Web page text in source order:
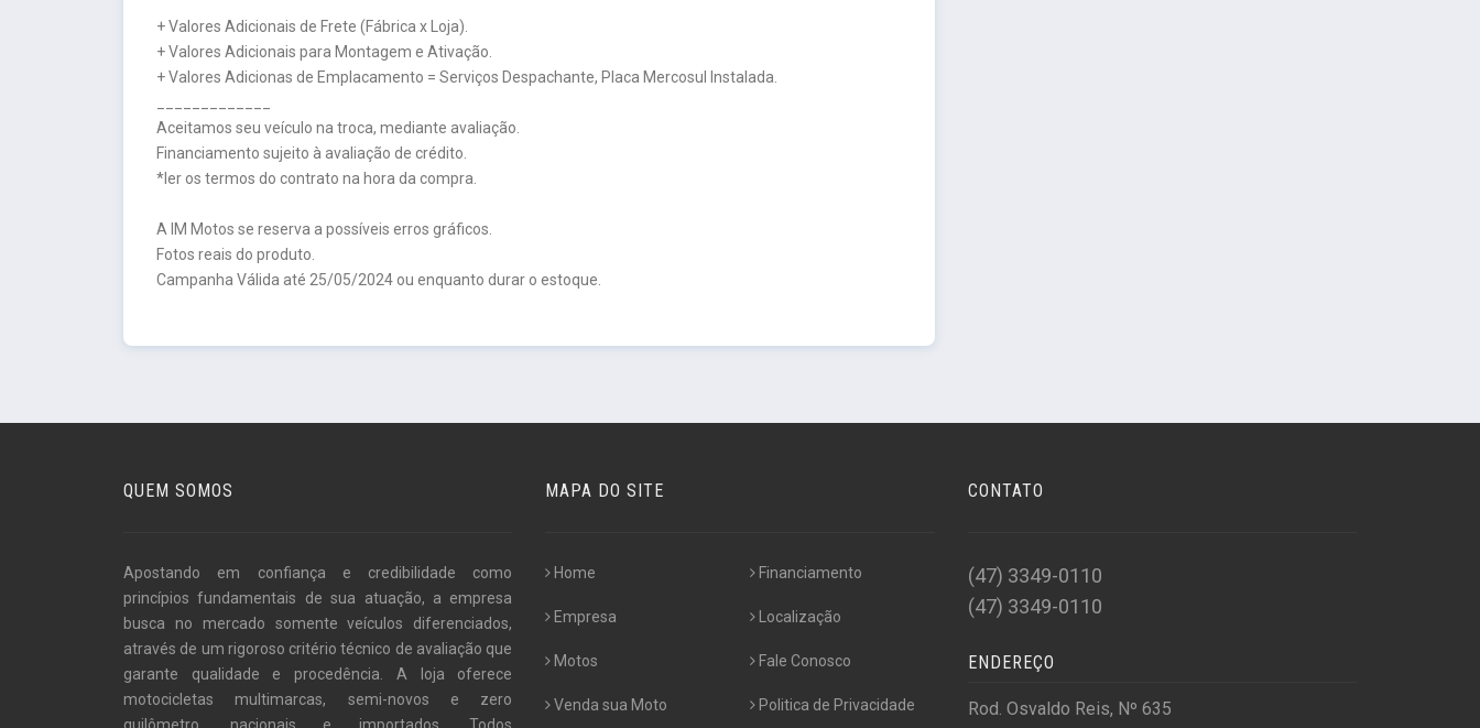
+ Valores Adicionais de Frete (Fábrica x Loja).
+ Valores Adicionais para Montagem e Ativação.
+ Valores Adicionas de Emplacamento = Serviços Despachante, Placa Mercosul Instalada.
Aceitamos seu veículo na troca, mediante avaliação.
Financiamento sujeito à avaliação de crédito.
*ler os termos do contrato na hora da compra.
A IM Motos se reserva a possíveis erros gráficos.
Fotos reais do produto.
Campanha Válida até 25/05/2024 ou enquanto durar o estoque.
QUEM SOMOS
Apostando em confiança e credibilidade como
princípios fundamentais de sua atuação, a empresa
busca no mercado somente veículos diferenciados,
através de um rigoroso critério técnico de avaliação que
garante qualidade e procedência. A loja oferece
motocicletas multimarcas, semi-novos e zero
MAPA DO SITE
Home
Empresa
Motos
Venda sua Moto
Financiamento
Localização
Fale Conosco
Politica de Privacidade
CONTATO
(47) 3349-0110
(47) 3349-0110
ENDEREÇO
Rod. Osvaldo Reis, Nº 635